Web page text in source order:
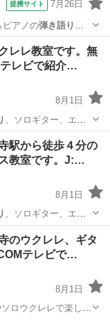
提携サイト 7月26日
アノの弾き語り
い！ ★将来… etc “ピ
ノ弾き語りにチャレ
レレ教室です。無
レビで紹介…
8月1日
、ソロギター、エレ
イン
駅から徒歩４分の
教室です。J:…
8月1日
、ソロギター、エレ
ヴァ
のウクレレ、ギタ
テレビで…
8月1日
ロウクレレで楽しく